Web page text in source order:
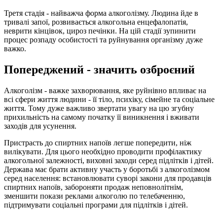
Третя стадія - найважча форма алкоголізму. Людина йде в
тривалі запої, розвивається алкогольна енцефалопатія,
неврити кінцівок, цироз печінки. На цій стадії зупинити
процес розпаду особистості та руйнування організму дуже
важко.
Попереджений - значить озброєний
Алкоголізм - важке захворювання, яке руйнівно впливає на
всі сфери життя людини - її тіло, психіку, сімейне та соціальне
життя. Тому дуже важливо звертати увагу на цю згубну
прихильність на самому початку її виникнення і вживати
заходів для усунення.
Пристрасть до спиртних напоїв легше попередити, ніж
вилікувати. Для цього необхідно проводити профілактику
алкогольної залежності, виховні заходи серед підлітків і дітей.
Держава має брати активну участь у боротьбі з алкоголізмом
серед населення: встановлювати суворі закони для продавців
спиртних напоїв, забороняти продаж неповнолітнім,
зменшити покази реклами алкоголю по телебаченню,
підтримувати соціальні програми для підлітків і дітей.